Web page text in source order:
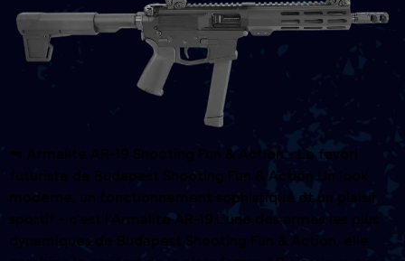
🔫 Armalite AR-19 Shooting Fun & Action - Le favori
futuriste de Budapest Shooting Fun & Action Un look
moderne, un fonctionnement sophistiqué et un plaisir
sportif - c'est l'Armalite AR-19.L'une des armes les plus
dynamiques de Budapest Shooting Fun & Action, elle